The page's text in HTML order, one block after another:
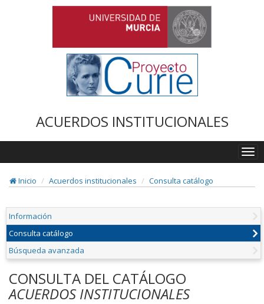
ACUERDOS INSTITUCIONALES
Inicio
Acuerdos institucionales Consulta catálogo
Información
Consulta catálogo
Búsqueda avanzada
CONSULTA DEL CATÁLOGO
ACUERDOS INSTITUCIONALES